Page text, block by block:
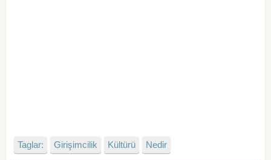
Taglar: Girişimcilik Kültürü Nedir